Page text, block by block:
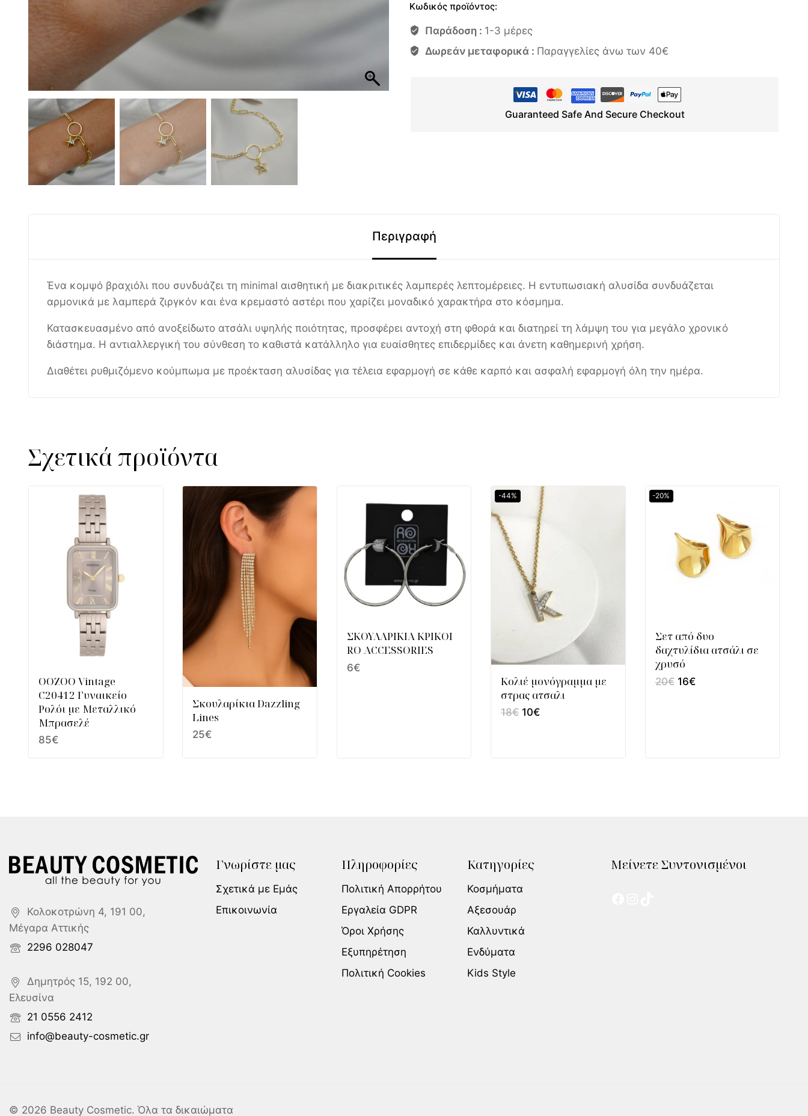
Κωδικός προϊόντος:
Παράδοση : 1-3 μέρες
Δωρεάν μεταφορικά : Παραγγελίες άνω των 40€
Guaranteed Safe And Secure Checkout
Περιγραφή
Ένα κομψό βραχιόλι που συνδυάζει τη minimal αισθητική με διακριτικές λαμπερές λεπτομέρειες. Η εντυπωσιακή αλυσίδα συνδυάζεται
αρμονικά με λαμπερά ζιργκόν και ένα κρεμαστό αστέρι που χαρίζει μοναδικό χαρακτήρα στο κόσμημα.
Κατασκευασμένο από ανοξείδωτο ατσάλι υψηλής ποιότητας, προσφέρει αντοχή στη φθορά και διατηρεί τη λάμψη του για μεγάλο χρονικό
διάστημα. Η αντιαλλεργική του σύνθεση το καθιστά κατάλληλο για ευαίσθητες επιδερμίδες και άνετη καθημερινή χρήση.
Διαθέτει ρυθμιζόμενο κούμπωμα με προέκταση αλυσίδας για τέλεια εφαρμογή σε κάθε καρπό και ασφαλή εφαρμογή όλη την ημέρα.
Σχετικά προϊόντα
OOZOO Vintage
C20412 Γυναικείο
Ρολόι με Μεταλλικό
Μπρασελέ
85€
Σκουλαρίκια Dazzling
Lines
25€
ΣΚΟΥΛΑΡΙΚΙΑ ΚΡΙΚΟΙ
RO ACCESSORIES
6€
-44%
Κολιέ μονόγραμμα με
στρας ατσαλι
18€ 10€
-20%
Σετ από δυο
δαχτυλίδια ατσάλι σε
χρυσό
20€ 16€
Κολοκοτρώνη 4, 191 00,
Μέγαρα Αττικής
2296 028047
Δημητρός 15, 192 00,
Ελευσίνα
21 0556 2412
info@beauty-cosmetic.gr
Γνωρίστε μας
Σχετικά με Εμάς
Επικοινωνία
Πληροφορίες
Πολιτική Απορρήτου
Εργαλεία GDPR
Όροι Χρήσης
Εξυπηρέτηση
Πολιτική Cookies
Κατηγορίες
Κοσμήματα
Αξεσουάρ
Καλλυντικά
Ενδύματα
Kids Style
Μείνετε Συντονισμένοι
© 2026 Beauty Cosmetic. Όλα τα δικαιώματα